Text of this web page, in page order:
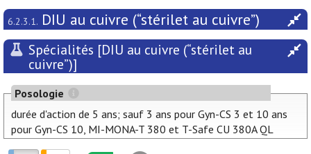
6.2.3.1. DIU au cuivre (“stérilet au cuivre”)
Spécialités [DIU au cuivre (“stérilet au
cuivre”)]
Posologie
durée d'action de 5 ans; sauf 3 ans pour Gyn-CS 3 et 10 ans
pour Gyn-CS 10, MI-MONA-T 380 et T-Safe CU 380A QL